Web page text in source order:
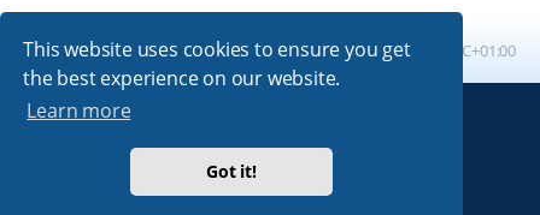
This website uses cookies to ensure you get
the best experience on our website.
Learn more
Got it!
Board index All times are UTC+01:00
Absolution style by
Premium phpBB Styles